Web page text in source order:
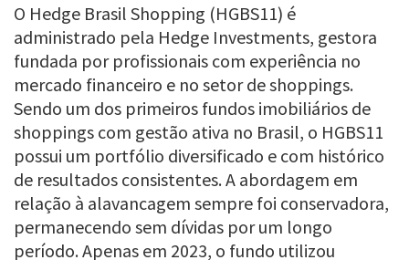
O Hedge Brasil Shopping (HGBS11) é
administrado pela Hedge Investments, gestora
fundada por profissionais com experiência no
mercado financeiro e no setor de shoppings.
Sendo um dos primeiros fundos imobiliários de
shoppings com gestão ativa no Brasil, o HGBS11
possui um portfólio diversificado e com histórico
de resultados consistentes. A abordagem em
relação à alavancagem sempre foi conservadora,
permanecendo sem dívidas por um longo
período. Apenas em 2023, o fundo utilizou